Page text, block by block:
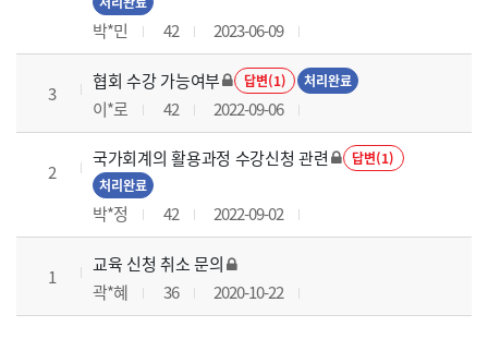
박*민 42 2023-06-09
3
협회 수강 가능여부 답변(1) 처리완료
이*로 42 2022-09-06
2
국가회계의 활용과정 수강신청 관련
답변(1)
처리완료
박*정 42 2022-09-02
1
교육 신청 취소 문의
곽*혜
36 2020-10-22